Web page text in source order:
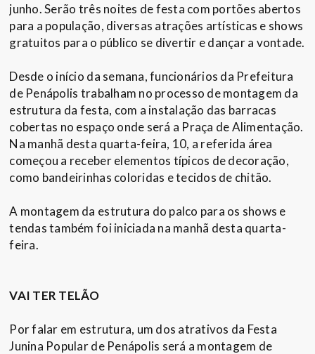
junho. Serão três noites de festa com portões abertos
para a população, diversas atrações artísticas e shows
gratuitos para o público se divertir e dançar a vontade.
Desde o início da semana, funcionários da Prefeitura
de Penápolis trabalham no processo de montagem da
estrutura da festa, com a instalação das barracas
cobertas no espaço onde será a Praça de Alimentação.
Na manhã desta quarta-feira, 10, a referida área
começou a receber elementos típicos de decoração,
como bandeirinhas coloridas e tecidos de chitão.
A montagem da estrutura do palco para os shows e
tendas também foi iniciada na manhã desta quarta-
feira.
VAI TER TELÃO
Por falar em estrutura, um dos atrativos da Festa
Junina Popular de Penápolis será a montagem de